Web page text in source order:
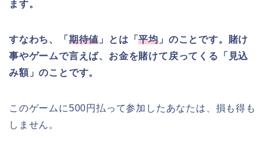
ます。
すなわち、「 期待値 」とは「平均 」のことです。賭け
事やゲームで言えば、お金を賭けて戻ってくる「見込
み額」のことです。
このゲームに500円払って参加したあなたは、損も得も
しません。